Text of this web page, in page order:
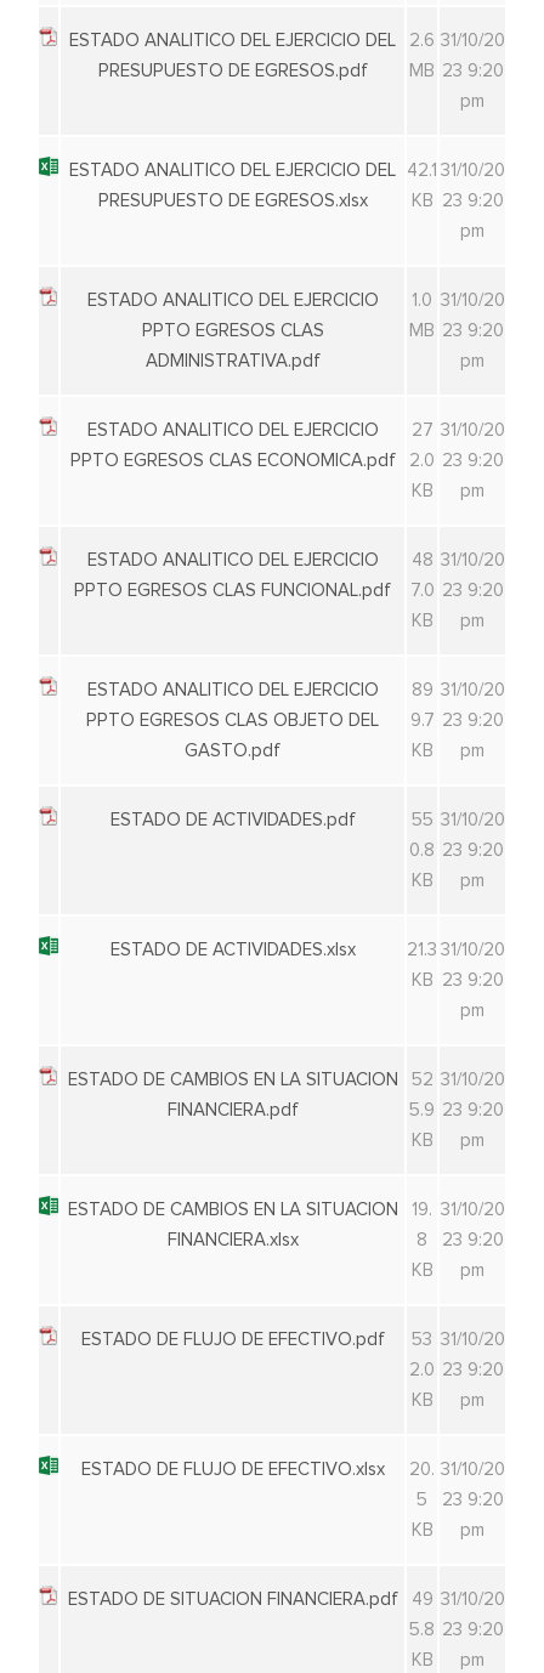
ESTADO ANALITICO DEL EJERCICIO DEL
PRESUPUESTO DE EGRESOS.pdf
2.6
MB
31/10/20
23 9:20
pm
ESTADO ANALITICO DEL EJERCICIO DEL
PRESUPUESTO DE EGRESOS.xlsx
42.1
KB
31/10/20
23 9:20
pm
ESTADO ANALITICO DEL EJERCICIO
PPTO EGRESOS CLAS
ADMINISTRATIVA.pdf
1.0
MB
31/10/20
23 9:20
pm
ESTADO ANALITICO DEL EJERCICIO
PPTO EGRESOS CLAS ECONOMICA.pdf
27
2.0
KB
31/10/20
23 9:20
pm
ESTADO ANALITICO DEL EJERCICIO
PPTO EGRESOS CLAS FUNCIONAL.pdf
48
7.0
KB
31/10/20
23 9:20
pm
ESTADO ANALITICO DEL EJERCICIO
PPTO EGRESOS CLAS OBJETO DEL
GASTO.pdf
89
9.7
KB
31/10/20
23 9:20
pm
ESTADO DE ACTIVIDADES.pdf
55
0.8
KB
31/10/20
23 9:20
pm
ESTADO DE ACTIVIDADES.xlsx
21.3
KB
31/10/20
23 9:20
pm
ESTADO DE CAMBIOS EN LA SITUACION
FINANCIERA.pdf
52
5.9
KB
31/10/20
23 9:20
pm
ESTADO DE CAMBIOS EN LA SITUACION
FINANCIERA.xlsx
19.
8
KB
31/10/20
23 9:20
pm
ESTADO DE FLUJO DE EFECTIVO.pdf
53
2.0
KB
31/10/20
23 9:20
pm
ESTADO DE FLUJO DE EFECTIVO.xlsx
20.
5
KB
31/10/20
23 9:20
pm
ESTADO DE SITUACION FINANCIERA.pdf
49
5.8
KB
31/10/20
23 9:20
pm